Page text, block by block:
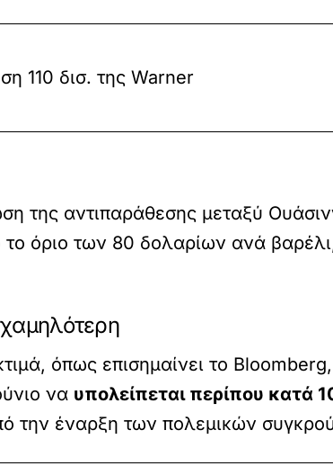
110 δισ. της Warner
της αντιπαράθεσης μεταξύ
όριο των 80 δολαρίων ανά
όπως επισημαίνει το Bloomberg,
να υπολείπεται περίπου κατά
την έναρξη των πολεμικών